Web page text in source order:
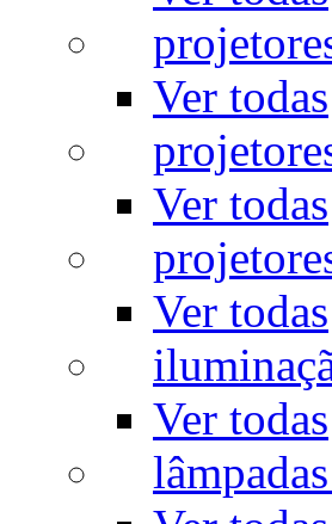
Ver todas
Ver todas
Ver todas
Ver todas